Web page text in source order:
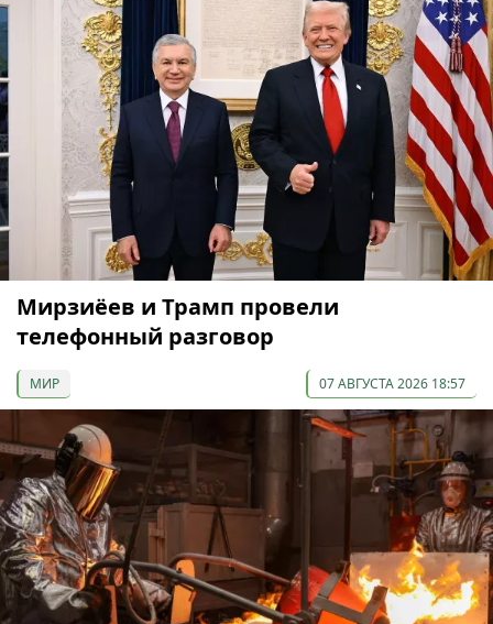
Мирзиёев и Трамп провели
телефонный разговор
МИР 07 АВГУСТА 2026 18:57